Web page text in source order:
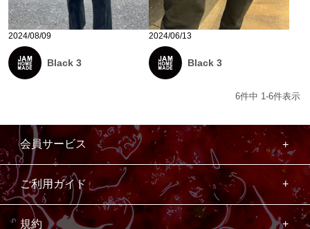
2024/08/09
Black 3
2024/06/13
Black 3
6件中 1-6件表示
会員サービス
ご利用ガイド
規約